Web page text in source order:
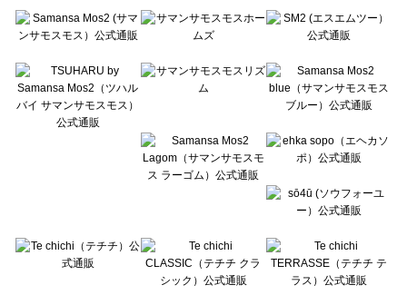
Te chichi（テチチ）の一覧
Te chichi CLASSIC（テチチ クラシック）の一覧
Lugnoncure（ルノンキュール）の一覧
BETTY'S BLUE（べティーズブルー）の一覧
Wpc.（ワールドパーティー）の一覧